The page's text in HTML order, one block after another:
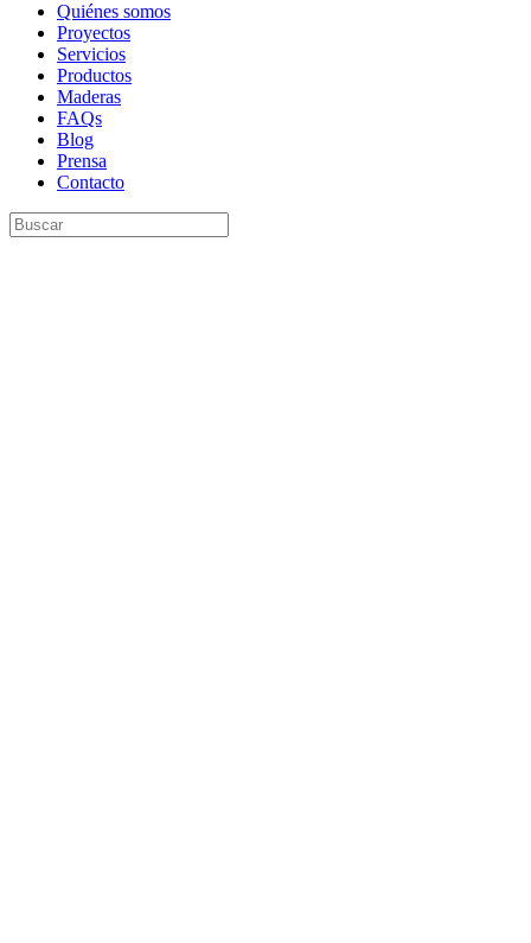
Quiénes somos
Proyectos
Servicios
Productos
Maderas
FAQs
Blog
Prensa
Contacto